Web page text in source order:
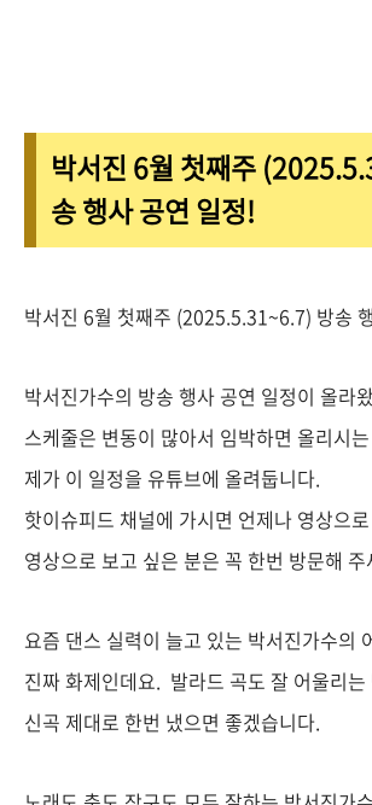
박서진 6월 첫째주
송 행사 공연 일정!
박서진 6월 첫째주 (2025.5.31~6.7) 방송
박서진가수의 방송 행사 공연 일정이 올라
스케줄은 변동이 많아서 임박하면 올리시
제가 이 일정을 유튜브에 올려둡니다.
핫이슈피드 채널에 가시면 언제나 영상으
영상으로 보고 싶은 분은 꼭 한번 방문해 주
요즘 댄스 실력이 늘고 있는 박서진가수의
진짜 화제인데요. 발라드 곡도 잘 어울리는
신곡 제대로 한번 냈으면 좋겠습니다.